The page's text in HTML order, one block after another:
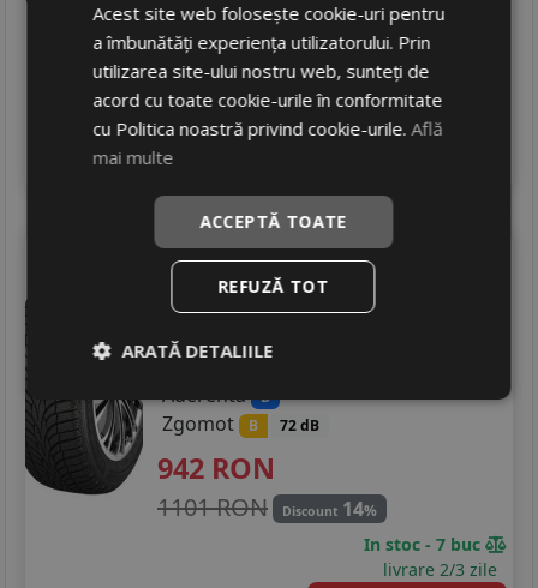
583RON
710 RON Discount17
In stoc - 5 buc
livrare 2/3 zile
NankangSv-3
275/35 R20 102W
Consum
Aderenta B
Zgomot B 72 dB
942 RON
1101 RON Discount 14%
In stoc - 7 buc
livrare 2/3 zile
Acest site web folosește cookie-uri pentru
a îmbunătăți experiența utilizatorului. Prin
utilizarea site-ului nostru web, sunteți de
acord cu toate cookie-urile în conformitate
cu Politica noastră privind cookie-urile.Află
mai multe
ACCEPTĂ TOATE
REFUZĂ TOT
ARATĂ DETALIILE